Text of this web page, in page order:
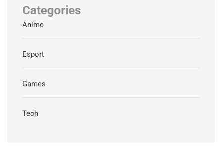
Categories
Anime
Esport
Games
Tech